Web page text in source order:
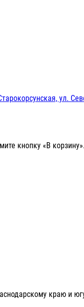
ул.
кнопку «В корзину».
краю и